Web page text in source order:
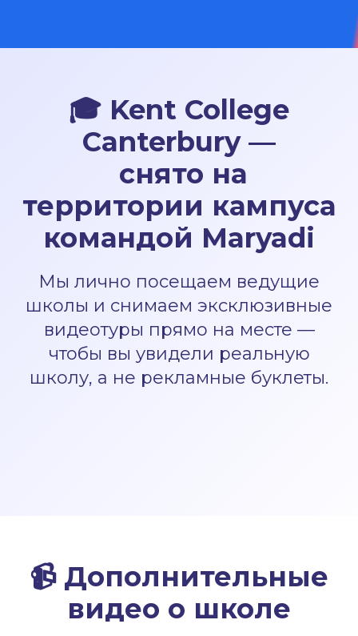
🎓 Kent College
Canterbury —
снято на
территории кампуса
командой Maryadi
Мы лично посещаем ведущие
школы и снимаем эксклюзивные
видеотуры прямо на месте —
чтобы вы увидели реальную
школу, а не рекламные буклеты.
📹 Дополнительные
видео о школе